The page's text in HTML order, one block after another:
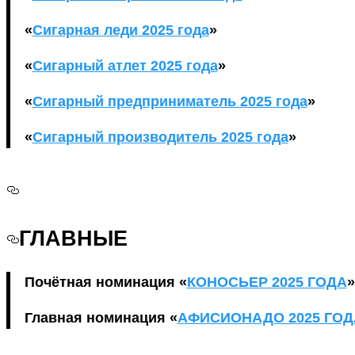
«Сигарная леди 2025 года»
«Сигарный атлет 2025 года»
«Сигарный предприниматель 2025 года»
«Сигарный производитель 2025 года»
ГЛАВНЫЕ
Почётная номинация «КОНОСЬЕР 2025 ГОДА»
Главная номинация «АФИСИОНАДО 2025